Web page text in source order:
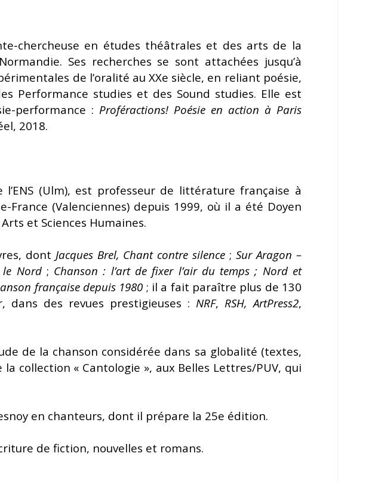
chercheuse en études théâtrales et des arts de la
Ses recherches se sont attachées jusqu’à
de l’oralité au XXe siècle, en reliant poésie,
Performance studies et des Sound studies. Elle est
performance : Proféractions! Poésie en action à Paris
2018.
(Ulm), est professeur de littérature française à
France (Valenciennes) depuis 1999, où il a été Doyen
et Sciences Humaines.
dont Jacques Brel, Chant contre silence;Sur Aragon –
le Nord ; Chanson : l’art de fixer l’air du temps; Nord et
française depuis 1980 ; il a fait paraître plus de 130
dans des revues prestigieuses : NRF, RSH, ArtPress2,
de la chanson considérée dans sa globalité (textes,
la collection « Cantologie », aux Belles Lettres/PUV, qui
en chanteurs, dont il prépare la 25e édition.
de fiction, nouvelles et romans.